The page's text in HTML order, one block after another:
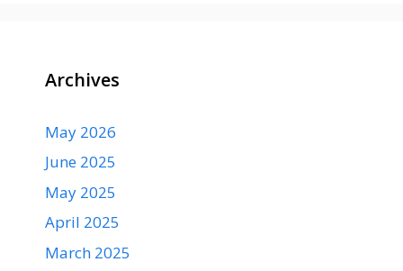
Archives
May 2026
June 2025
May 2025
April 2025
March 2025